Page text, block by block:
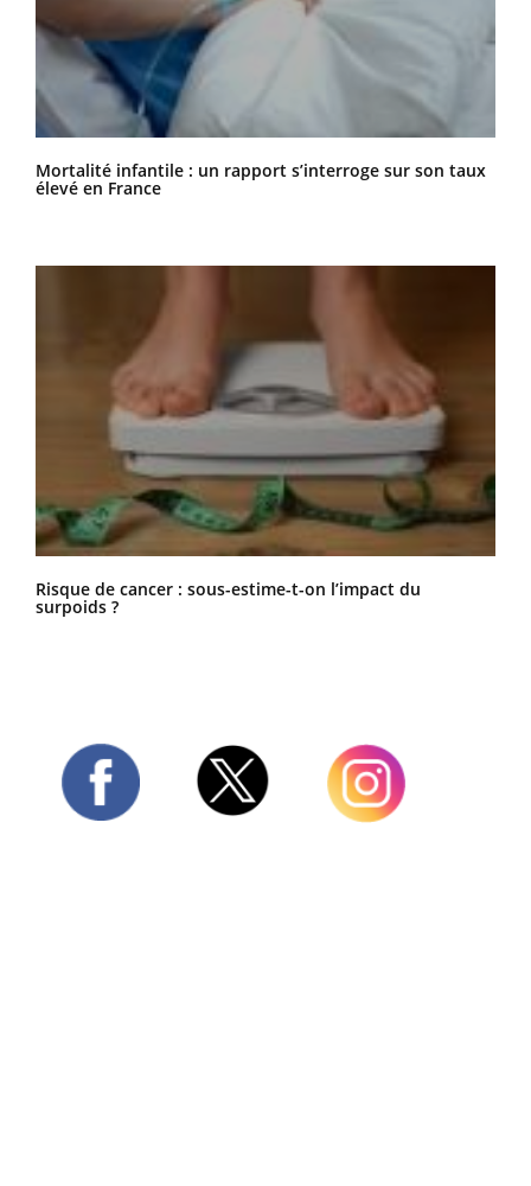
Mortalité infantile : un rapport s’interroge sur son taux
élevé en France
Risque de cancer : sous-estime-t-on l’impact du
surpoids ?